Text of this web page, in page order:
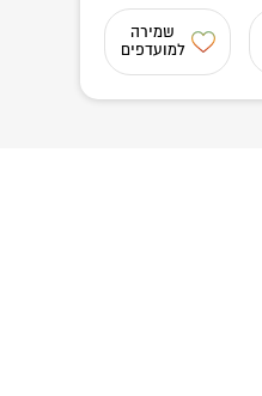
שמירה
למועדפים